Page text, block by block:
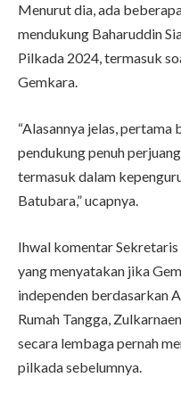
Menurut dia, ada
mendukung Baharuddin
Pilkada 2024, termasuk
Gemkara.
“Alasannya jelas,
pendukung penuh
termasuk dalam
Batubara,” ucapnya.
Ihwal komentar
yang menyatakan jika
independen berdasarkan
Rumah Tangga,
secara lembaga pernah
pilkada sebelumnya.